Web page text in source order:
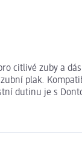
citlivé zuby a
plak.
dutinu je s